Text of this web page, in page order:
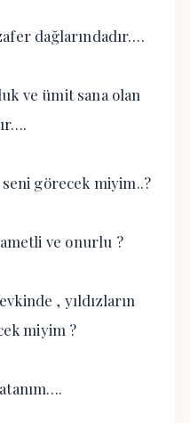
dağlarındadır….
ve ümit sana olan
görecek miyim..?
ve onurlu ?
, yıldızların
miyim ?